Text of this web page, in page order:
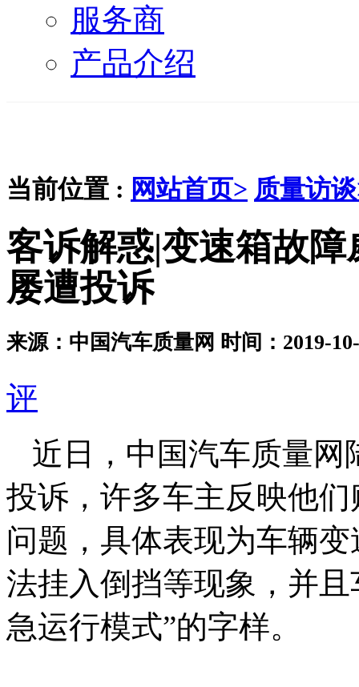
服务商
产品介绍
当前位置 : 网站首页> 质量访
客诉解惑|变速箱故
屡遭投诉
来源：中国汽车质量网 时间：2019-
评
近日，中国汽车质量
投诉，许多车主反映他
问题，具体表现为车辆
法挂入倒挡等现象，并
急运行模式”的字样。